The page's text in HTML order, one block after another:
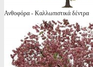
Ανθοφόρα - Καλλωπιστικά δέντρα